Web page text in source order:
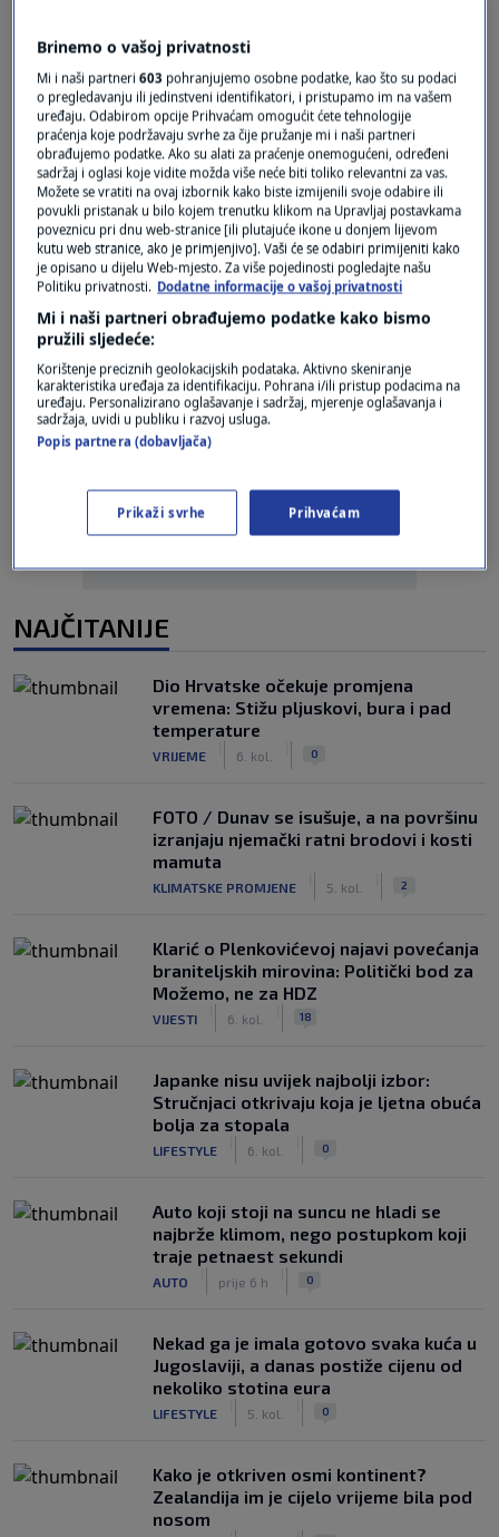
Oglas
NAJČITANIJE
Dio Hrvatske očekuje promjena
vremena: Stižu pljuskovi, bura i pad
temperature
VRIJEME 6. kol. 0
FOTO / Dunav se isušuje, a na površinu
izranjaju njemački ratni brodovi i kosti
mamuta
KLIMATSKE PROMJENE 5. kol. 2
Klarić o Plenkovićevoj najavi povećanja
braniteljskih mirovina: Politički bod za
Možemo, ne za HDZ
VIJESTI 6. kol. 18
Japanke nisu uvijek najbolji izbor:
Stručnjaci otkrivaju koja je ljetna obuća
bolja za stopala
LIFESTYLE 6. kol. 0
Auto koji stoji na suncu ne hladi se
najbrže klimom, nego postupkom koji
traje petnaest sekundi
AUTO prije 6 h 0
Nekad ga je imala gotovo svaka kuća u
Jugoslaviji, a danas postiže cijenu od
nekoliko stotina eura
LIFESTYLE 5. kol. 0
Kako je otkriven osmi kontinent?
Zealandija im je cijelo vrijeme bila pod
nosom
Brinemo o vašoj privatnosti
Mi i naši partneri603 pohranjujemo osobne podatke, kao što su podaci
o pregledavanju ili jedinstveni identifikatori, i pristupamo im na vašem
uređaju. Odabirom opcije Prihvaćam omogućit ćete tehnologije
praćenja koje podržavaju svrhe za čije pružanje mi i naši partneri
obrađujemo podatke. Ako su alati za praćenje onemogućeni, određeni
sadržaj i oglasi koje vidite možda više neće biti toliko relevantni za vas.
Možete se vratiti na ovaj izbornik kako biste izmijenili svoje odabire ili
povukli pristanak u bilo kojem trenutku klikom na Upravljaj postavkama
poveznicu pri dnu web-stranice [ili plutajuće ikone u donjem lijevom
kutu web stranice, ako je primjenjivo]. Vaši će se odabiri primijeniti kako
je opisano u dijelu Web-mjesto. Za više pojedinosti pogledajte našu
Politiku privatnosti. Dodatne informacije o vašoj privatnosti
Mi i naši partneri obrađujemo podatke kako bismo
pružili sljedeće:
Korištenje preciznih geolokacijskih podataka. Aktivno skeniranje
karakteristika uređaja za identifikaciju. Pohrana i/ili pristup podacima na
uređaju. Personalizirano oglašavanje i sadržaj, mjerenje oglašavanja i
sadržaja, uvidi u publiku i razvoj usluga.
Popis partnera (dobavljača)
Prikaži svrhe Prihvaćam